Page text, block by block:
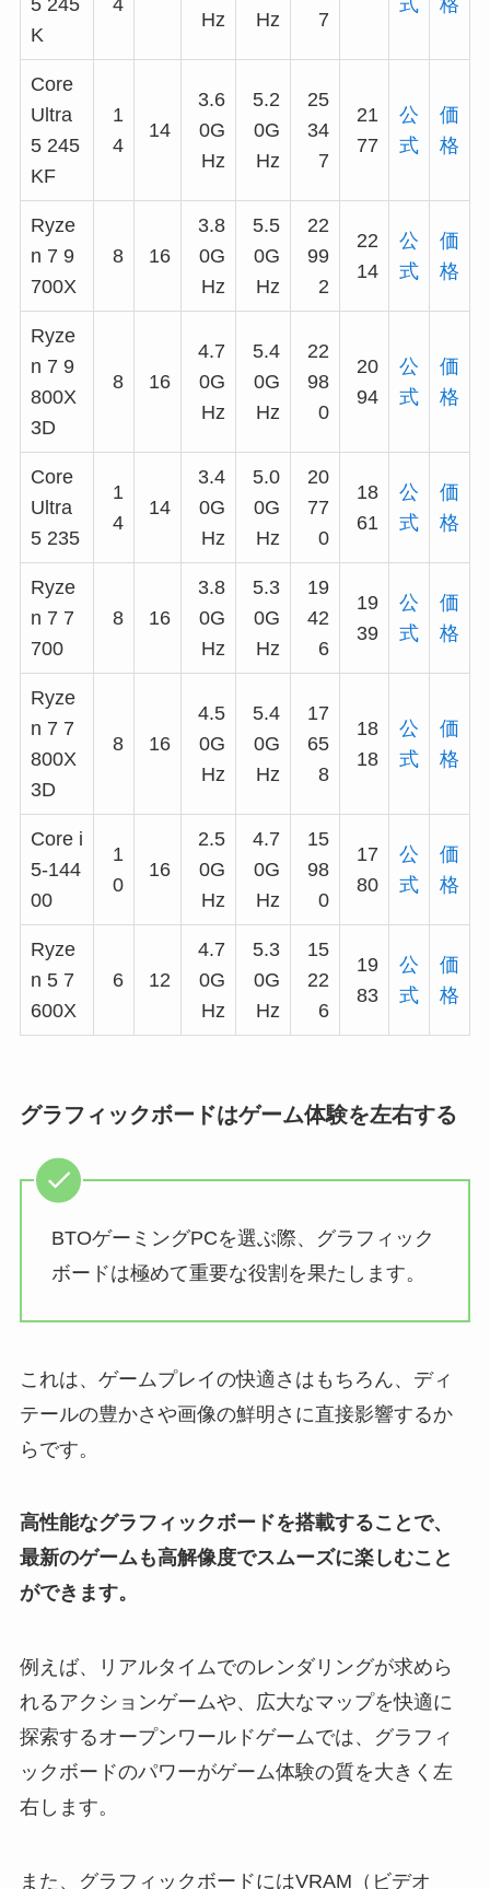
5 245
K
4
Hz
Hz
7
式
格
Core
Ultra
5 245
KF
1
4
14
3.6
0G
Hz
5.2
0G
Hz
25
34
7
21
77
公
式
価
格
Ryze
n 7 9
700X
8 16
3.8
0G
Hz
5.5
0G
Hz
22
99
2
22
14
公
式
価
格
Ryze
n 7 9
800X
3D
8 16
4.7
0G
Hz
5.4
0G
Hz
22
98
0
20
94
公
式
価
格
Core
Ultra
5 235
1
4
14
3.4
0G
Hz
5.0
0G
Hz
20
77
0
18
61
公
式
価
格
Ryze
n 7 7
700
8 16
3.8
0G
Hz
5.3
0G
Hz
19
42
6
19
39
公
式
価
格
Ryze
n 7 7
800X
3D
8 16
4.5
0G
Hz
5.4
0G
Hz
17
65
8
18
18
公
式
価
格
Core i
5-144
00
1
0
16
2.5
0G
Hz
4.7
0G
Hz
15
98
0
17
80
公
式
価
格
Ryze
n 5 7
600X
6 12
4.7
0G
Hz
5.3
0G
Hz
15
22
6
19
83
公
式
価
格
グラフィックボードはゲーム体験を左右する
BTOゲーミングPCを選ぶ際、グラフィック
ボードは極めて重要な役割を果たします。
これは、ゲームプレイの快適さはもちろん、ディ
テールの豊かさや画像の鮮明さに直接影響するか
らです。
高性能なグラフィックボードを搭載することで、
最新のゲームも高解像度でスムーズに楽しむこと
ができます。
例えば、リアルタイムでのレンダリングが求めら
れるアクションゲームや、広大なマップを快適に
探索するオープンワールドゲームでは、グラフィ
ックボードのパワーがゲーム体験の質を大きく左
右します。
また、グラフィックボードにはVRAM（ビデオ